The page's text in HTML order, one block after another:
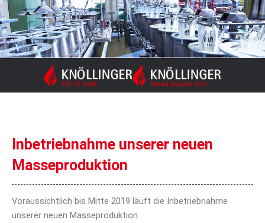
Zum
Inhalt
springen
Inbetriebnahme unserer neuen
Masseproduktion
Voraussichtlich bis Mitte 2019 läuft die Inbetriebnahme
unserer neuen Masseproduktion.